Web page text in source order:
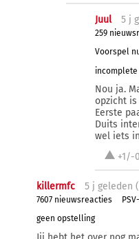
Juul 5 j
259
Voorspel
Nou ja.
opzicht
Eerste
Duits
wel iets in
+1/-0
killermfc 5 j geleden (
7607 nieuwsreacties
geen opstelling